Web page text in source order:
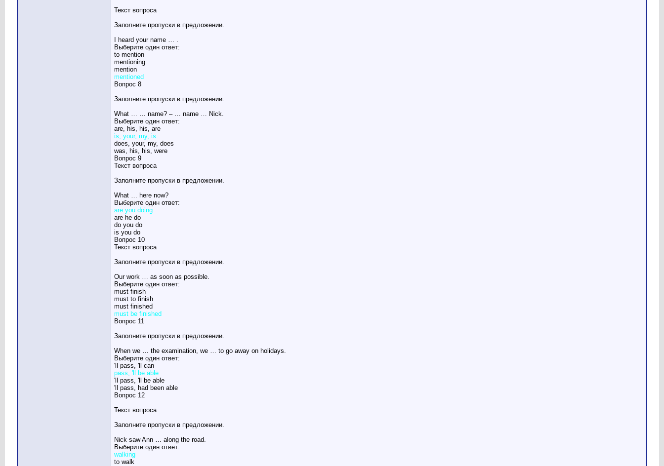
Текст вопроса
Заполните пропуски в предложении.
I heard your name … .
Выберите один ответ:
to mention
mentioning
mention
mentioned
Вопрос 8
Заполните пропуски в предложении.
What … … name? – … name … Nick.
Выберите один ответ:
are, his, his, are
is, your, my, is
does, your, my, does
was, his, his, were
Вопрос 9
Текст вопроса
Заполните пропуски в предложении.
What … here now?
Выберите один ответ:
are you doing
are he do
do you do
is you do
Вопрос 10
Текст вопроса
Заполните пропуски в предложении.
Our work … as soon as possible.
Выберите один ответ:
must finish
must to finish
must finished
must be finished
Вопрос 11
Заполните пропуски в предложении.
When we … the examination, we … to go away on holidays.
Выберите один ответ:
'll pass, 'll can
pass, 'll be able
'll pass, 'll be able
'll pass, had been able
Вопрос 12
Текст вопроса
Заполните пропуски в предложении.
Nick saw Ann … along the road.
Выберите один ответ:
walking
to walk